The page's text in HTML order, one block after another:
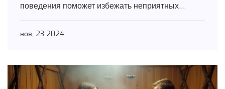
поведения поможет избежать неприятных
моменты, которые следует учесть при
ноя, 23 2024